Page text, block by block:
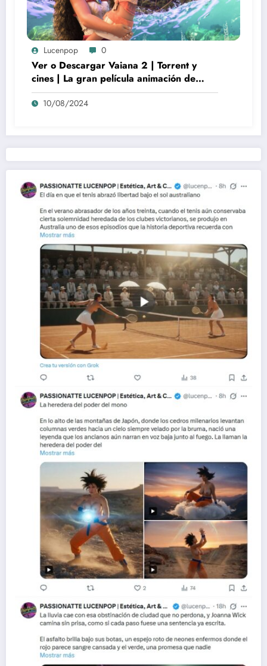
Lucenpop 0
Ver o Descargar Vaiana 2 | Torrent y
cines | La gran película animación de
culto Disney | *****
10/08/2024